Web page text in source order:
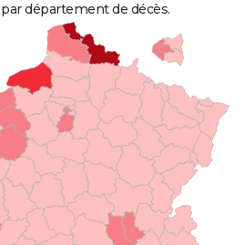
département de décès.